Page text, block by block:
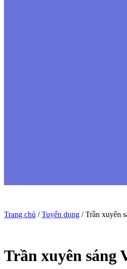
Trang chủ /Tuyển dụng / Trần xuyên
Trần xuyên sáng